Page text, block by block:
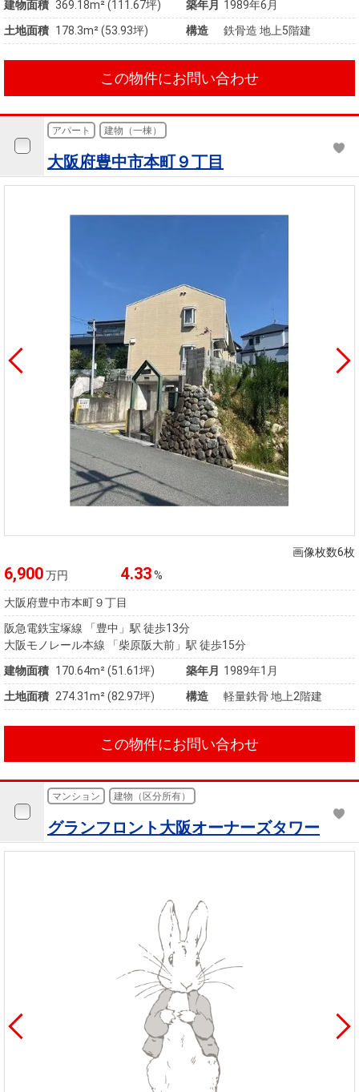
建物面積 369.18m² (111.67坪) 築年月
1989年6月
土地面積 178.3m² (53.93坪) 構造 鉄骨造 地上5階建
この物件にお問い合わせ
アパート 建物（一棟）
大阪府豊中市本町９丁目
画像枚数6枚
6,900万円 4.33%
大阪府豊中市本町９丁目
阪急電鉄宝塚線 「豊中」駅 徒歩13分
大阪モノレール本線 「柴原阪大前」駅 徒歩15分
建物面積 170.64m² (51.61坪) 築年月
1989年1月
土地面積 274.31m² (82.97坪) 構造 軽量鉄骨 地上2階建
この物件にお問い合わせ
マンション 建物（区分所有）
グランフロント大阪オーナーズタワー